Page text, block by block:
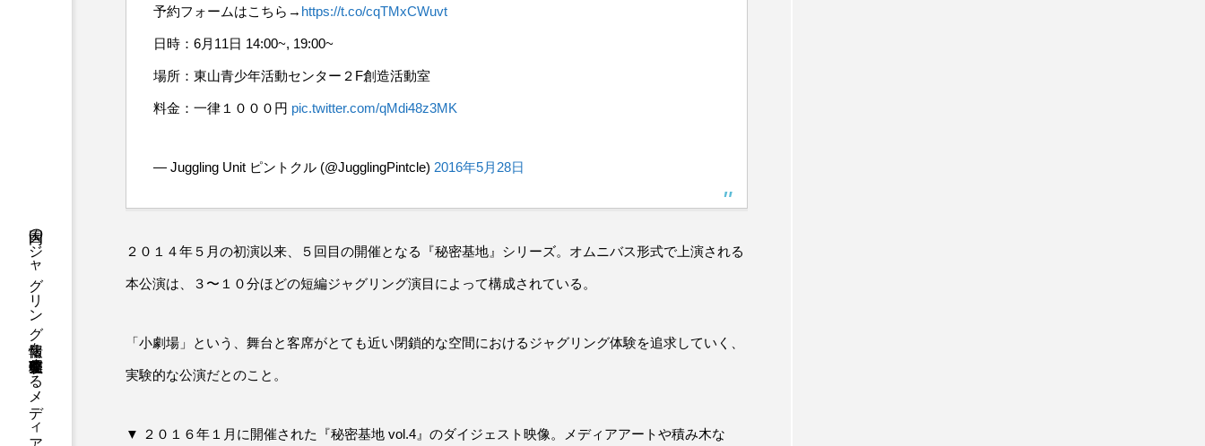
国内のジャグリング情報を収集・整理・発信するメディア
予約フォームはこちら→ https://t.co/cqTMxCWuvt
日時：6月11日 14:00~, 19:00~
場所：東山青少年活動センター２F創造活動室
料金：一律１０００円 pic.twitter.com/qMdi48z3MK
— Juggling Unit ピントクル (@JugglingPintcle) 2016年5月28日
２０１４年５月の初演以来、５回目の開催となる『秘密基地』シリーズ。オムニバス形式で上演される
本公演は、３〜１０分ほどの短編ジャグリング演目によって構成されている。
「小劇場」という、舞台と客席がとても近い閉鎖的な空間におけるジャグリング体験を追求していく、
実験的な公演だとのこと。
▼ ２０１６年１月に開催された『秘密基地 vol.4』のダイジェスト映像。メディアアートや積み木な